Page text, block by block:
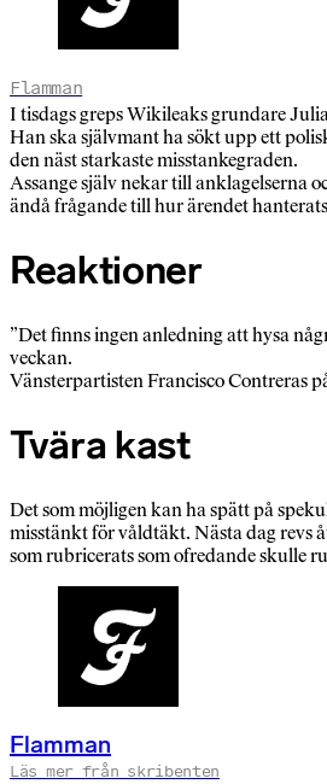
Flamman
I tisdags greps Wikileaks grundare
Han ska självmant ha sökt upp ett
den näst starkaste misstankegraden.
Assange själv nekar till anklagelserna
ändå frågande till hur ärendet
Reaktioner
”Det finns ingen anledning att hysa
veckan.
Vänsterpartisten Francisco Contreras
Tvära kast
Det som möjligen kan ha spätt på
misstänkt för våldtäkt. Nästa dag revs
som rubricerats som ofredande skulle
Flamman
Läs mer från skribenten